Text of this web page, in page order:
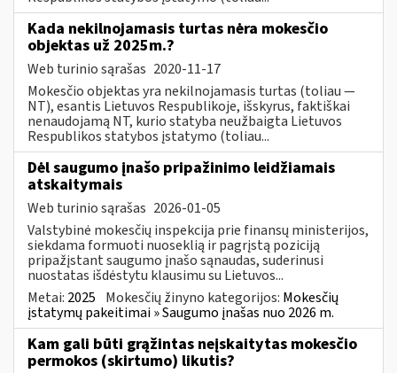
Kada nekilnojamasis turtas nėra mokesčio
objektas už 2025m.?
Web turinio sąrašas 2020-11-17
Mokesčio objektas yra nekilnojamasis turtas (toliau ―
NT), esantis Lietuvos Respublikoje, išskyrus, faktiškai
nenaudojamą NT, kurio statyba neužbaigta Lietuvos
Respublikos statybos įstatymo (toliau...
Dėl saugumo įnašo pripažinimo leidžiamais
atskaitymais
Web turinio sąrašas 2026-01-05
Valstybinė mokesčių inspekcija prie finansų ministerijos,
siekdama formuoti nuoseklią ir pagrįstą poziciją
pripažįstant saugumo įnašo sąnaudas, suderinusi
nuostatas išdėstytu klausimu su Lietuvos...
Metai: 2025 Mokesčių žinyno kategorijos: Mokesčių
įstatymų pakeitimai » Saugumo įnašas nuo 2026 m.
Kam gali būti grąžintas neįskaitytas mokesčio
permokos (skirtumo) likutis?